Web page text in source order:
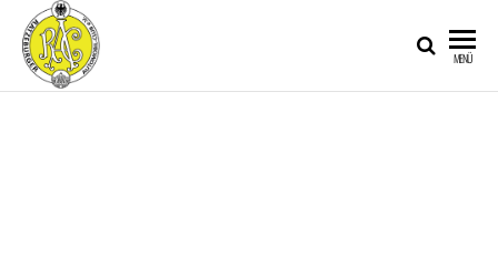
AUTOMOBIL-
MENÜ